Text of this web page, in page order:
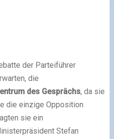
der Parteiführer
die
des Gesprächs, da sie
die einzige Opposition
sie ein
Stefan